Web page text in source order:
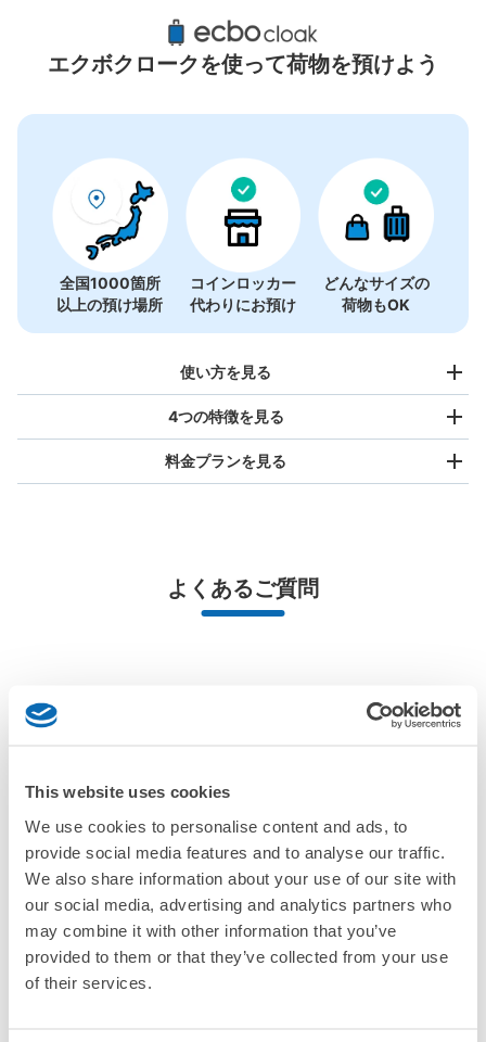
This website uses cookies
We use cookies to personalise content and ads, to
provide social media features and to analyse our traffic.
We also share information about your use of our site with
our social media, advertising and analytics partners who
may combine it with other information that you’ve
provided to them or that they’ve collected from your use
of their services.
浦和美園駅周辺のおすすめコインロッカー
1件
本日の営業時間
エクボクロークを使って荷物を預けよう
全国1000箇所
以上の預け場所
コインロッカー
代わりにお預け
どんなサイズの
荷物もOK
使い方を見る
スマホからお店と日時を
指定して事前予約
撮ってもらいチェックイン完了
4つの特徴を見る
全国1,000箇所以上と提携
好立地 / 好条件店舗も多数
アクセスの良い駅ナカ店舗や24時間営業店舗等も多数提携しています
料金プランを見る
最大辺が45cm未満の大きさのお荷物（リュック、ハンド
バッグ、お手荷物など）
よくあるご質問
「預ける予定の店舗に到着してからどうすればいいですか？
「預かってもらえない荷物はありますか？」
「荷物を引き取る時は、どうすればいいですか？」
「どこに荷物は保管されるのですか？」